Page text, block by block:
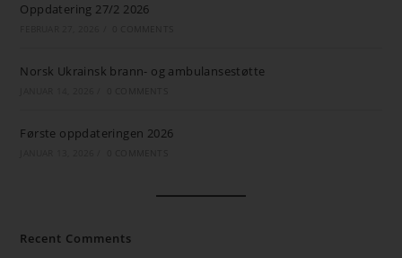
Oppdatering 27/2 2026
Norsk Ukrainsk brann- og ambulansestøtte
Første oppdateringen 2026
Recent Comments